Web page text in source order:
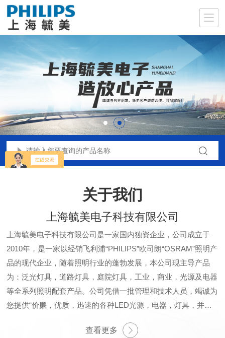
关于我们
上海毓美电子科技有限公司
上海毓美电子科技有限公司是一家国内独资企业，公司成立于
2010年，是一家以经销飞利浦“PHILIPS”欧司朗“OSRAM”照明产
品的现代企业，随着照明行业的蓬勃发展，本公司现主导产品
为：泛光灯具，道路灯具，庭院灯具，工业，商业，光源及电器
等全系列照明配套产品。公司凭借一批管理和技术人员，竭诚为
您提供“价廉，优质，迅速的各种LED光源，电器，灯具，并有
美电子科技有限公司始终坚持以满足客户的需求为经营宗旨，以
查看更多